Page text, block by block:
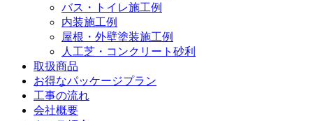
バス・トイレ施工例
内装施工例
屋根・外壁塗装施工例
人工芝・コンクリート砂利
取扱商品
お得なパッケージプラン
工事の流れ
会社概要